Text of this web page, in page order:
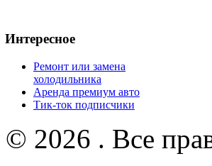
Интересное
Ремонт или замена
холодильника
Аренда премиум авто
Тик-ток подписчики
© 2026 . Все